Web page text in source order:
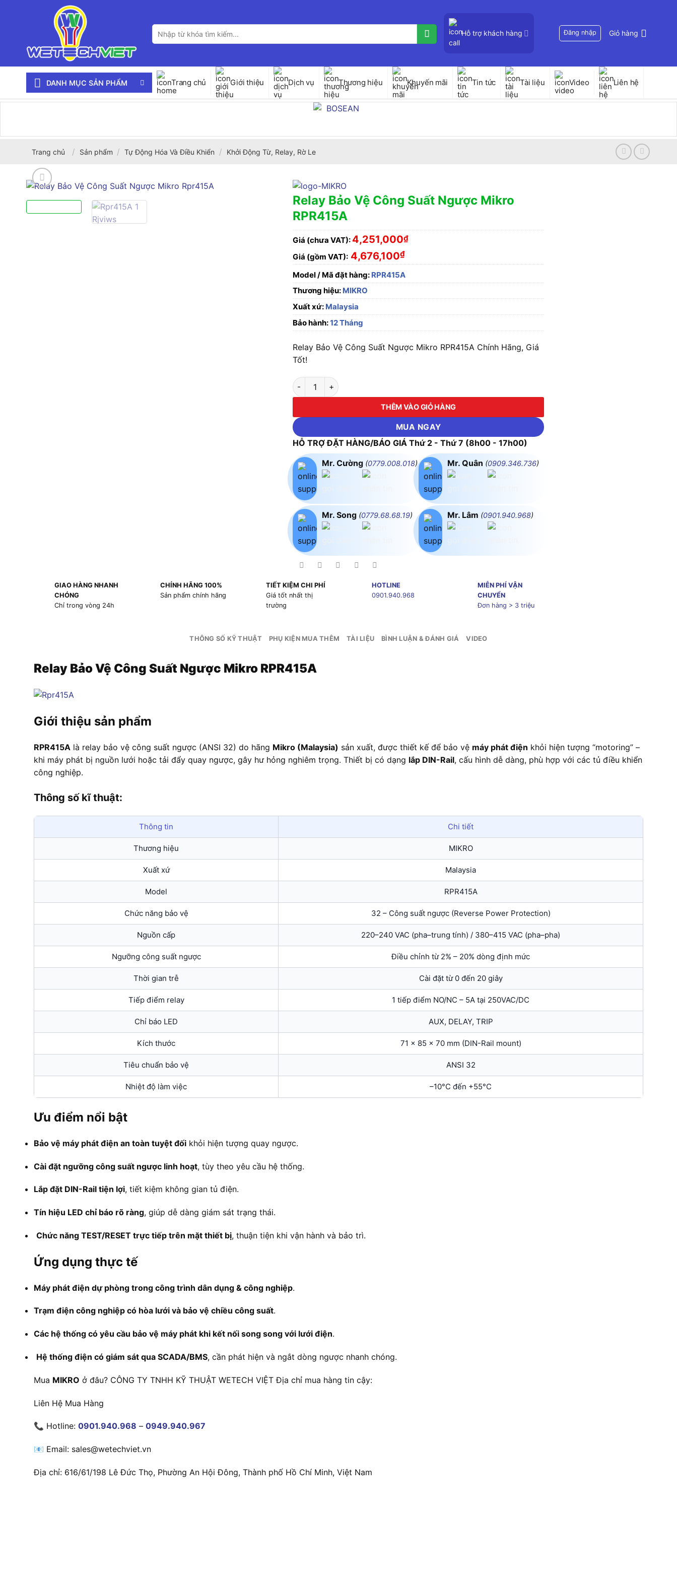
Tìm
kiếm:
Hỗ trợ khách hàng Đăng nhập Giỏ hàng
DANH MỤC SẢN PHẨM Trang chủ Giới thiệu Dịch vụ Thương hiệu Khuyến mãi Tin tức Tài liệu Video Liên hệ
Trang chủ / Sản phẩm / Tự Động Hóa Và Điều Khiển / Khởi Động Từ, Relay, Rờ Le
Relay Bảo Vệ Công Suất Ngược Mikro
RPR415A
Giá (chưa VAT): 4,251,000₫
Giá (gồm VAT): 4,676,100₫
Model / Mã đặt hàng: RPR415A
Thương hiệu: MIKRO
Xuất xứ: Malaysia
Bảo hành:12 Tháng
Relay Bảo Vệ Công Suất Ngược Mikro RPR415A Chính Hãng, Giá
Tốt!
Relay Bảo Vệ Công Suất Ngược Mikro RPR415A số lượng
THÊM VÀO GIỎ HÀNG
MUA NGAY
HỖ TRỢ ĐẶT HÀNG/BÁO GIÁ Thứ 2 - Thứ 7 (8h00 - 17h00)
Mr. Cường (0779.008.018)
Mr. Song (0779.68.68.19)
Mr. Quân (0909.346.736)
Mr. Lâm (0901.940.968)
GIAO HÀNG NHANH
CHÓNG
Chỉ trong vòng 24h
CHÍNH HÃNG 100%
Sản phẩm chính hãng
TIẾT KIỆM CHI PHÍ
Giá tốt nhất thị
trường
HOTLINE
0901.940.968
MIỄN PHÍ VẬN
CHUYỂN
Đơn hàng > 3 triệu
THÔNG SỐ KỸ THUẬT PHỤ KIỆN MUA THÊM TÀI LIỆU BÌNH LUẬN & ĐÁNH GIÁ VIDEO
Relay Bảo Vệ Công Suất Ngược Mikro RPR415A
Giới thiệu sản phẩm
RPR415A là relay bảo vệ công suất ngược (ANSI 32) do hãng Mikro (Malaysia) sản xuất, được thiết kế để bảo vệ máy phát điện khỏi hiện tượng “motoring” –
khi máy phát bị nguồn lưới hoặc tải đẩy quay ngược, gây hư hỏng nghiêm trọng. Thiết bị có dạng lắp DIN-Rail, cấu hình dễ dàng, phù hợp với các tủ điều khiển
công nghiệp.
Thông số kĩ thuật:
Thông tin Chi tiết
Thương hiệu MIKRO
Xuất xứ Malaysia
Model RPR415A
Chức năng bảo vệ 32 – Công suất ngược (Reverse Power Protection)
Nguồn cấp 220–240 VAC (pha–trung tính) / 380–415 VAC (pha–pha)
Ngưỡng công suất ngược Điều chỉnh từ 2% – 20% dòng định mức
Thời gian trễ Cài đặt từ 0 đến 20 giây
Tiếp điểm relay 1 tiếp điểm NO/NC – 5A tại 250VAC/DC
Chỉ báo LED AUX, DELAY, TRIP
Kích thước 71 × 85 × 70 mm (DIN-Rail mount)
Tiêu chuẩn bảo vệ ANSI 32
Nhiệt độ làm việc –10°C đến +55°C
Ưu điểm nổi bật
Bảo vệ máy phát điện an toàn tuyệt đối khỏi hiện tượng quay ngược.
Cài đặt ngưỡng công suất ngược linh hoạt, tùy theo yêu cầu hệ thống.
Lắp đặt DIN-Rail tiện lợi, tiết kiệm không gian tủ điện.
Tín hiệu LED chỉ báo rõ ràng, giúp dễ dàng giám sát trạng thái.
Chức năng TEST/RESET trực tiếp trên mặt thiết bị, thuận tiện khi vận hành và bảo trì.
Ứng dụng thực tế
Máy phát điện dự phòng trong công trình dân dụng & công nghiệp.
Trạm điện công nghiệp có hòa lưới và bảo vệ chiều công suất.
Các hệ thống có yêu cầu bảo vệ máy phát khi kết nối song song với lưới điện.
Hệ thống điện có giám sát qua SCADA/BMS, cần phát hiện và ngắt dòng ngược nhanh chóng.
Mua MIKRO ở đâu? CÔNG TY TNHH KỸ THUẬT WETECH VIỆT Địa chỉ mua hàng tin cậy:
Liên Hệ Mua Hàng
📞 Hotline: 0901.940.968 – 0949.940.967
📧 Email: sales@wetechviet.vn
Địa chỉ: 616/61/198 Lê Đức Thọ, Phường An Hội Đông, Thành phố Hồ Chí Minh, Việt Nam